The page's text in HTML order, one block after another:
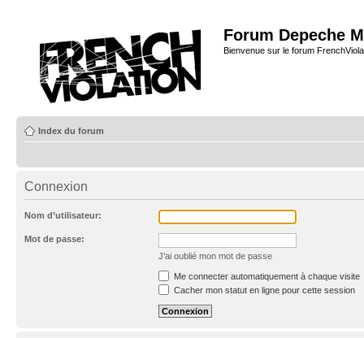
Forum Depeche
Bienvenue sur le forum
Index du forum
Connexion
Nom d’utilisateur:
Mot de passe:
J’ai oublié mon mot de passe
Me connecter automatiquement à chaque visite
Cacher mon statut en ligne pour cette session